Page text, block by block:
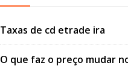
Taxas de cd etrade ira
O que faz o preço mudar